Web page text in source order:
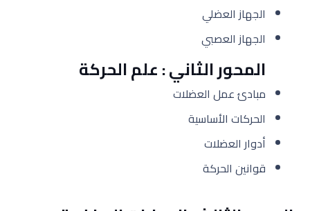
الجهاز العضلي
الجهاز العصبي
المحور الثاني : علم الحركة
مبادئ عمل العضلات
الحركات اﻷساسية
أدوار العضلات
قوانين الحركة